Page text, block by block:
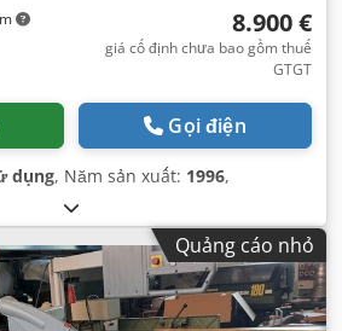
8.900 €
giá cố định chưa bao gồm thuế
GTGT
Gọi điện
dụng, Năm sản xuất: 1996,
Quảng cáo nhỏ